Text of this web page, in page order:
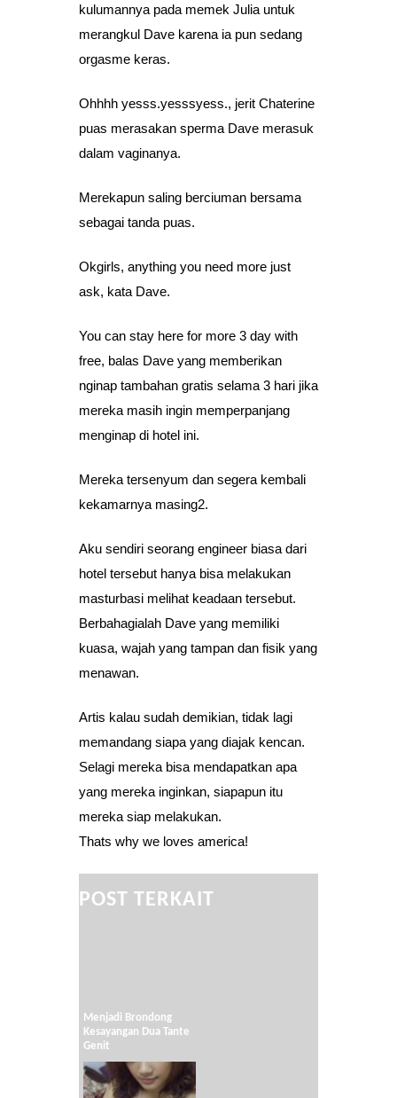
kulumannya pada memek Julia untuk
merangkul Dave karena ia pun sedang
orgasme keras.
Ohhhh yesss.yesssyess., jerit Chaterine
puas merasakan sperma Dave merasuk
dalam vaginanya.
Merekapun saling berciuman bersama
sebagai tanda puas.
Okgirls, anything you need more just
ask, kata Dave.
You can stay here for more 3 day with
free, balas Dave yang memberikan
nginap tambahan gratis selama 3 hari jika
mereka masih ingin memperpanjang
menginap di hotel ini.
Mereka tersenyum dan segera kembali
kekamarnya masing2.
Aku sendiri seorang engineer biasa dari
hotel tersebut hanya bisa melakukan
masturbasi melihat keadaan tersebut.
Berbahagialah Dave yang memiliki
kuasa, wajah yang tampan dan fisik yang
menawan.
Artis kalau sudah demikian, tidak lagi
memandang siapa yang diajak kencan.
Selagi mereka bisa mendapatkan apa
yang mereka inginkan, siapapun itu
mereka siap melakukan.
Thats why we loves america!
POST TERKAIT
Menjadi Brondong
Kesayangan Dua Tante
Genit